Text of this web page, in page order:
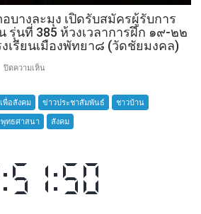
บางละมุง เปิดรับสมัครผู้รับการ
รุ่นที่ 385 ห้วงเวลาการฝึก ๑๙-๒๒
รียนเมืองพัทยา๘ (วัดชัยมงคล)
ปิดความเห็น
เสือ
ชาว
บ้าน
เปิด
รับ
พื่อสังคม ข่าวประชาสัมพันธ์
ชาวบ้าน
พุทธศาสนา สังคม